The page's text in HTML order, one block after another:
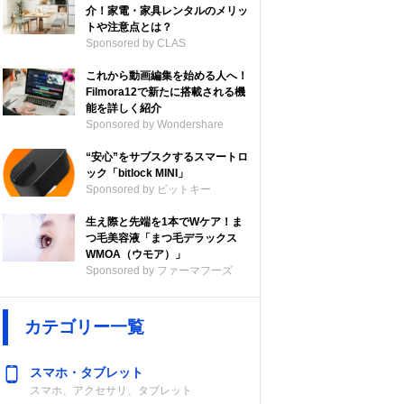
介！家電・家具レンタルのメリッ
トや注意点とは？
Sponsored by CLAS
これから動画編集を始める人へ！
Filmora12で新たに搭載される機
能を詳しく紹介
Sponsored by Wondershare
“安心”をサブスクするスマートロ
ック「bitlock MINI」
Sponsored by ビットキー
生え際と先端を1本でWケア！ま
つ毛美容液「まつ毛デラックス
WMOA（ウモア）」
Sponsored by ファーマフーズ
カテゴリー一覧
スマホ・タブレット
スマホ、アクセサリ、タブレット